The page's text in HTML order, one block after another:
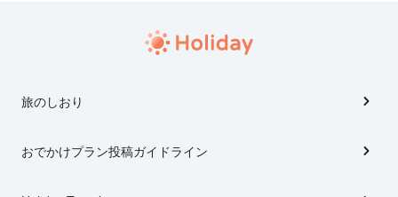
旅のしおり
おでかけプラン投稿ガイドライン